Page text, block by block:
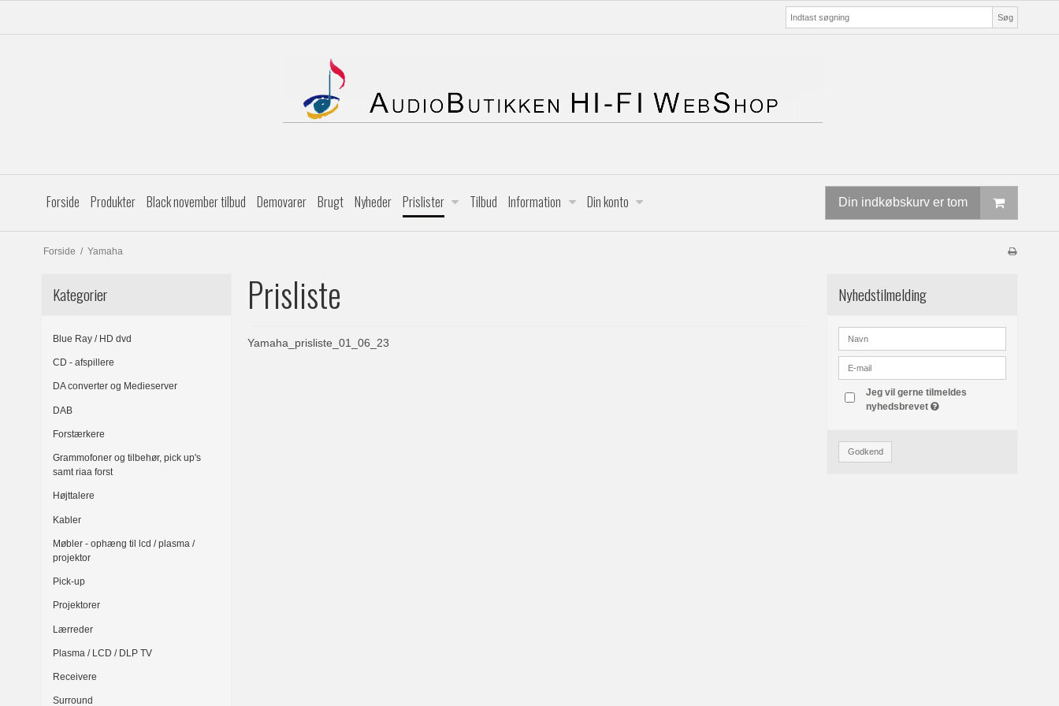
Søg
Forside Produkter Black november tilbud Demovarer Brugt Nyheder Prislister Tilbud Information Din konto Din indkøbskurv er tom
Forside / Yamaha
Kategorier
Blue Ray / HD dvd
CD - afspillere
DA converter og Medieserver
DAB
Forstærkere
Grammofoner og tilbehør, pick up's
samt riaa forst
Højttalere
Kabler
Møbler - ophæng til lcd / plasma /
projektor
Pick-up
Projektorer
Lærreder
Plasma / LCD / DLP TV
Receivere
Surround
Prisliste
Yamaha_prisliste_01_06_23
Nyhedstilmelding
Jeg vil gerne tilmeldes
nyhedsbrevet
Godkend